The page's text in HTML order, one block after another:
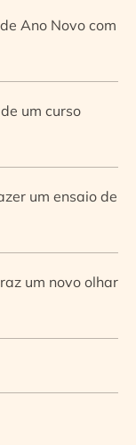
Ano Novo com
um curso
um ensaio de
um novo olhar